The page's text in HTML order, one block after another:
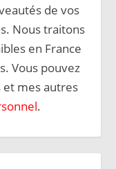
de vos
Nous traitons
en France
Vous pouvez
mes autres
.